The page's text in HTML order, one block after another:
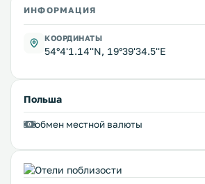
ИНФОРМАЦИЯ
КООРДИНАТЫ
54°4'1.14''N, 19°39'34.5''E
Польша
обмен местной валюты